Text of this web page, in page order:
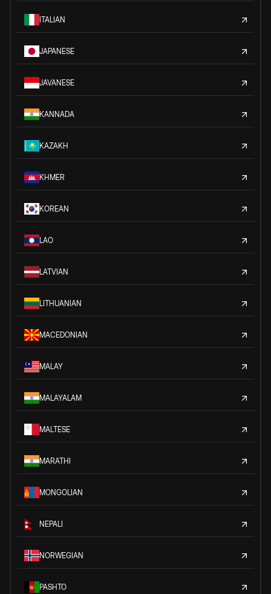
ITALIAN
JAPANESE
JAVANESE
KANNADA
KAZAKH
KHMER
KOREAN
LAO
LATVIAN
LITHUANIAN
MACEDONIAN
MALAY
MALAYALAM
MALTESE
MARATHI
MONGOLIAN
NEPALI
NORWEGIAN
PASHTO